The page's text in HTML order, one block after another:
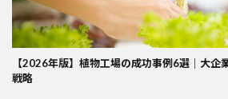
【2026年版】植物工場の成功事例6選｜大企
戦略